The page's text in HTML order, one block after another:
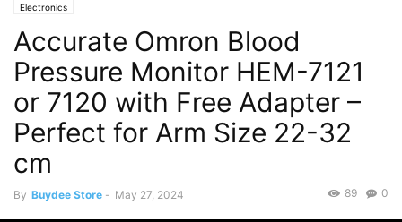
Electronics
Accurate Omron Blood
Pressure Monitor HEM-7121
or 7120 with Free Adapter –
Perfect for Arm Size 22-32
cm
By Buydee Store - May 27, 2024 0
89